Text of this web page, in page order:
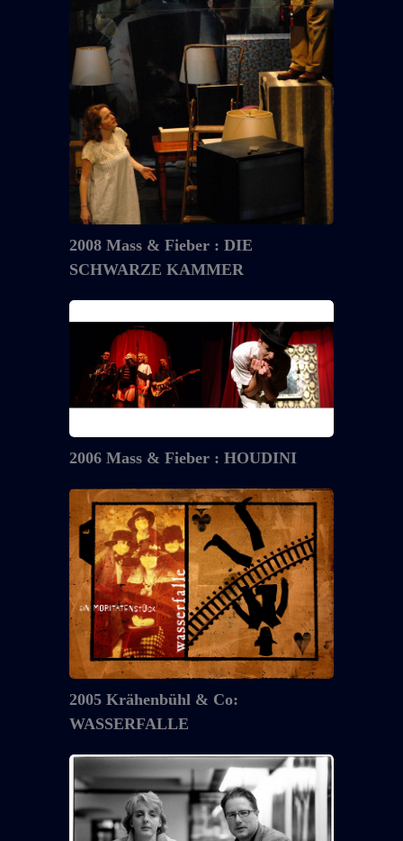
2008 Mass & Fieber : DIE
SCHWARZE KAMMER
2006
Fieber
2006 Mass & Fieber : HOUDINI
2005
Krähenbühl
&
Co:
WASSERFALLE
2005 Krähenbühl & Co:
WASSERFALLE
2005
Theater
Basel:
KING